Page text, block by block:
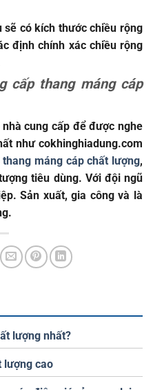
sẽ có kích thước chiều rộng
định chính xác chiều rộng
cấp thang máng cáp
cung cấp để được nghe
như cokhinghiadung.com
thang máng cáp chất lượng,
tiêu dùng. Với đội ngũ
Sản xuất, gia công và là
lượng nhất?
lượng cao